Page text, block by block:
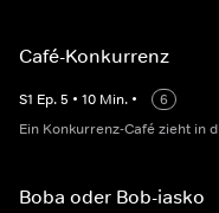
Café-Konkurrenz
S1 Ep.5 • 10 Min. •
6
Ein Konkurrenz-Café zieht in
Boba oder Bob-iasko